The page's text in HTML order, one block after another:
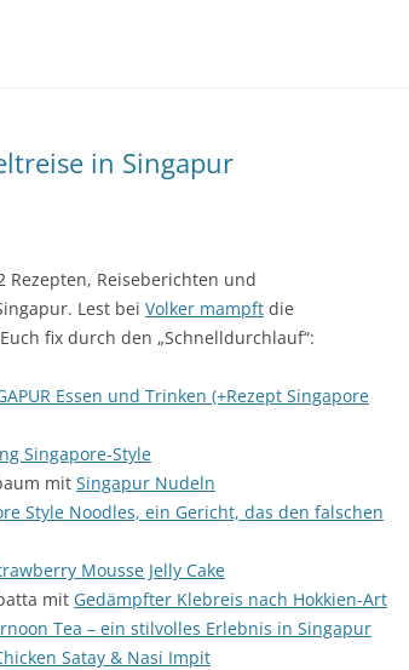
in Singapur
Reiseberichten und
Lest bei Volker mampft die
fix durch den „Schnelldurchlauf“:
Essen und Trinken (+Rezept Singapore
Singapore-Style
mit Singapur Nudeln
Style Noodles, ein Gericht, das den falschen
Mousse Jelly Cake
mit Gedämpfter Klebreis nach Hokkien-Art
Tea – ein stilvolles Erlebnis in Singapur
Satay & Nasi Impit